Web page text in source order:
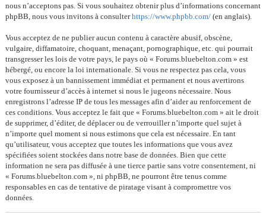
nous n’acceptons pas. Si vous souhaitez obtenir plus d’informations concernant
phpBB, nous vous invitons à consulterhttps://www.phpbb.com/ (en anglais).
Vous acceptez de ne publier aucun contenu à caractère abusif, obscène,
vulgaire, diffamatoire, choquant, menaçant, pornographique, etc. qui pourrait
transgresser les lois de votre pays, le pays où « Forums.bluebelton.com » est
hébergé, ou encore la loi internationale. Si vous ne respectez pas cela, vous
vous exposez à un bannissement immédiat et permanent et nous avertirons
votre fournisseur d’accès à internet si nous le jugeons nécessaire. Nous
enregistrons l’adresse IP de tous les messages afin d’aider au renforcement de
ces conditions. Vous acceptez le fait que « Forums.bluebelton.com » ait le droit
de supprimer, d’éditer, de déplacer ou de verrouiller n’importe quel sujet à
n’importe quel moment si nous estimons que cela est nécessaire. En tant
qu’utilisateur, vous acceptez que toutes les informations que vous avez
spécifiées soient stockées dans notre base de données. Bien que cette
information ne sera pas diffusée à une tierce partie sans votre consentement, ni
« Forums.bluebelton.com », ni phpBB, ne pourront être tenus comme
responsables en cas de tentative de piratage visant à compromettre vos
données.